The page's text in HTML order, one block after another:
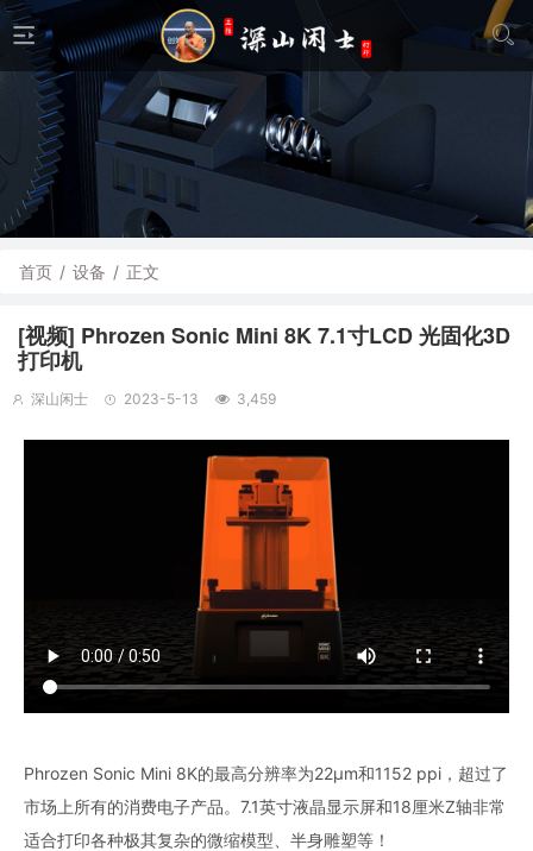
首页 / 设备 / 正文
[视频] Phrozen Sonic Mini 8K 7.1寸LCD 光固化3D
打印机
深山闲士 2023-5-13 3,459
Phrozen Sonic Mini 8K的最高分辨率为22µm和1152 ppi，超过了
市场上所有的消费电子产品。7.1英寸液晶显示屏和18厘米Z轴非常
适合打印各种极其复杂的微缩模型、半身雕塑等！